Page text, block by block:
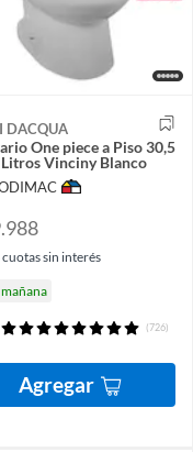
DACQUA
One piece a Piso 30,5
Vinciny Blanco
cuotas sin interés
mañana
(726)
Agregar